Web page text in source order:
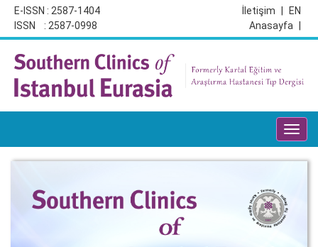
E-ISSN : 2587-1404
ISSN : 2587-0998
EN
İletişim
Anasayfa